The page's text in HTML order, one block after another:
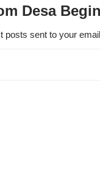
Desa
posts sent to your